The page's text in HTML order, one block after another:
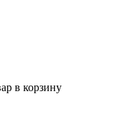
в корзину